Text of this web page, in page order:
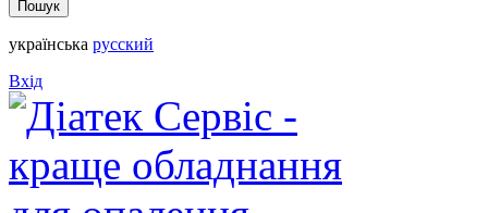
українська русский
Вхід